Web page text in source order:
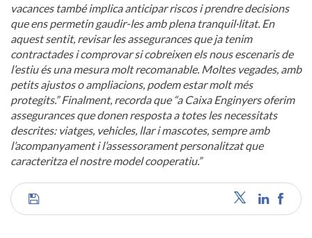
vacances també implica anticipar riscos i prendre decisions
que ens permetin gaudir-les amb plena tranquil·litat. En
aquest sentit, revisar les assegurances que ja tenim
contractades i comprovar si cobreixen els nous escenaris de
l’estiu és una mesura molt recomanable. Moltes vegades, amb
petits ajustos o ampliacions, podem estar molt més
protegits.” Finalment, recorda que “a Caixa Enginyers oferim
assegurances que donen resposta a totes les necessitats
descrites: viatges, vehicles, llar i mascotes, sempre amb
l’acompanyament i l’assessorament personalitzat que
caracteritza el nostre model cooperatiu.”
C